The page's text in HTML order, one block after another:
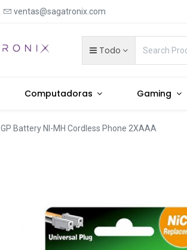
ventas@sagatronix.com
Todo
Computadoras Gaming
GP Battery NI-MH Cordless Phone 2XAAA